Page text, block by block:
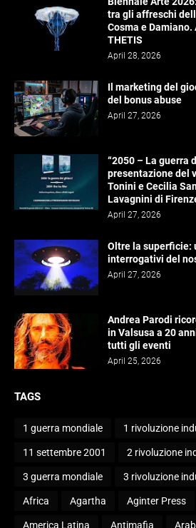
tra gli affreschi
Cosma e
THETIS
April 28, 2026
Il marketing del
del bonus abuse
April 27, 2026
“2050 – La guerra
presentazione del
Tonini e Cecilia
Lavagnini di
April 27, 2026
Oltre la superficie:
interrogativi del
April 27, 2026
Andrea Parodi
in Valsusa a 20
tutti gli eventi
April 25, 2026
TAGS
1 guerra mondiale 1 rivoluzione
11 settembre 2001 2 rivoluzione
3 guerra mondiale 3 rivoluzione
Africa Agartha Aginter Press
America Latina Antimafia